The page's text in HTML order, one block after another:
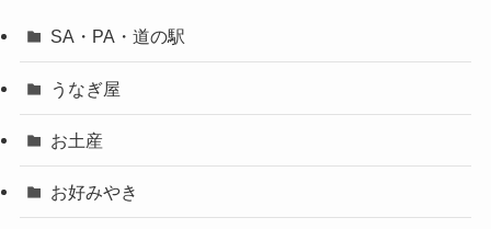
SA・PA・道の駅
うなぎ屋
お土産
お好みやき